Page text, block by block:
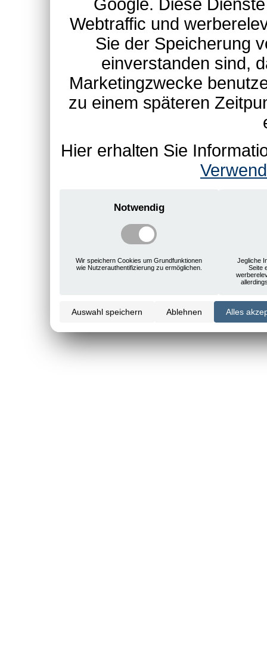
Google. Diese
Webtraffic und
Sie der Speicherung
einverstanden sind,
Marketingzwecke
zu einem späteren
Hier erhalten Sie
Notwendig
Wir speichern Cookies um Grundfunktionen
wie Nutzerauthentifizierung zu ermöglichen.
Jegliche
Seite
Auswahl speichern Ablehnen Alles